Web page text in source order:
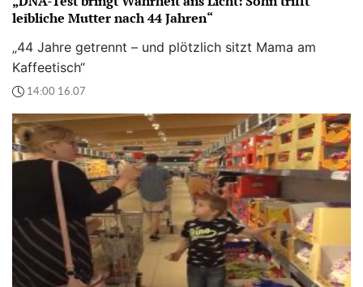
leibliche Mutter nach 44 Jahren“
„44 Jahre getrennt – und plötzlich sitzt Mama am
Kaffeetisch“
14:00 16.07